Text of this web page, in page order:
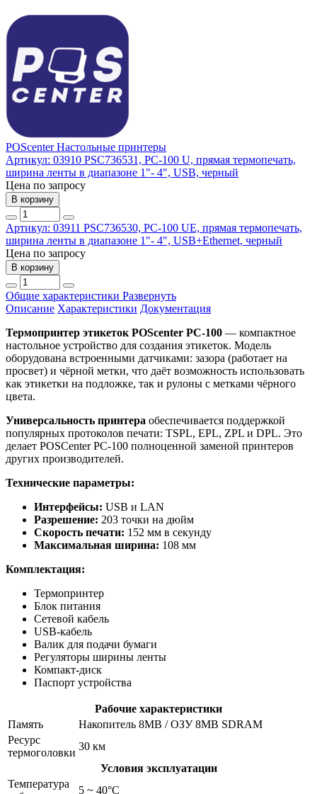
POScenterНастольные принтеры
Артикул: 03910 PSC736531, PC-100 U, прямая термопечать,
ширина ленты в диапазоне 1"- 4", USB, черный
Цена по запросу
В корзину
Артикул: 03911 PSC736530, PC-100 UE, прямая термопечать,
ширина ленты в диапазоне 1"- 4", USB+Ethernet, черный
Цена по запросу
В корзину
Общие характеристики Развернуть
Описание Характеристики Документация
Термопринтер этикеток POScenter PC-100 — компактное
настольное устройство для создания этикеток. Модель
оборудована встроенными датчиками: зазора (работает на
просвет) и чёрной метки, что даёт возможность использовать
как этикетки на подложке, так и рулоны с метками чёрного
цвета.
Универсальность принтера обеспечивается поддержкой
популярных протоколов печати: TSPL, EPL, ZPL и DPL. Это
делает POSCenter PC-100 полноценной заменой принтеров
других производителей.
Технические параметры:
Интерфейсы: USB и LAN
Разрешение: 203 точки на дюйм
Скорость печати: 152 мм в секунду
Максимальная ширина: 108 мм
Комплектация:
Термопринтер
Блок питания
Сетевой кабель
USB-кабель
Валик для подачи бумаги
Регуляторы ширины ленты
Компакт-диск
Паспорт устройства
Рабочие характеристики
Память
Накопитель 8MB / ОЗУ 8MB SDRAM
Ресурс
термоголовки
30 км
Условия эксплуатации
Температура
5 ~ 40°C